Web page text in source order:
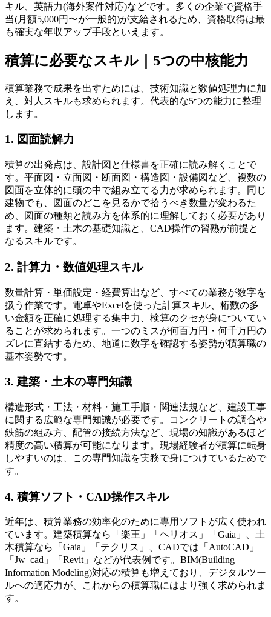
キル、英語力(海外案件対応)などです。多くの企業で資格手
当(月額5,000円〜が一般的)が支給されるため、資格取得は最
も確実な年収アップ手段といえます。
積算に必要なスキル｜5つの中核能力
積算業務で成果を出すためには、技術知識と数値処理力に加
え、対人スキルも求められます。代表的な5つの能力に整理
します。
1. 図面読解力
積算の出発点は、設計図と仕様書を正確に読み解くことで
す。平面図・立面図・断面図・構造図・設備図など、複数の
図面を立体的に頭の中で組み立てる力が求められます。同じ
建物でも、図面のどこを見るかで拾うべき数量が変わるた
め、図面の種類と読み方を体系的に理解しておく必要があり
ます。建築・土木の基礎知識と、CAD操作の習熟が前提と
なるスキルです。
2. 計算力・数値処理スキル
数量計算・単価設定・経費算出など、すべての業務が数字を
扱う作業です。電卓やExcelを使った計算スキル、桁数の多
い金額を正確に処理する集中力、検算のクセが身についてい
ることが求められます。一つのミスが何百万円・何千万円の
ズレに直結するため、地道に数字を確認する姿勢が積算職の
基本姿勢です。
3. 建築・土木の専門知識
構造形式・工法・材料・施工手順・関連法規など、建設工事
に関する広範な専門知識が必要です。コンクリートの調合や
鉄筋の組み方、配管の接続方法など、現場の知識があるほど
精度の高い積算が可能になります。現場経験者が積算に転身
しやすいのは、この専門知識を実務で身につけているためで
す。
4. 積算ソフト・CAD操作スキル
近年は、積算業務の効率化のために専用ソフトが広く使われ
ています。建築積算なら「楽王」「ヘリオス」「Gaia」、土
木積算なら「Gaia」「テクリス」、CADでは「AutoCAD」
「Jw_cad」「Revit」などが代表例です。BIM(Building
Information Modeling)対応の積算も増えており、デジタルツー
ルへの適応力が、これからの積算職にはより強く求められま
す。